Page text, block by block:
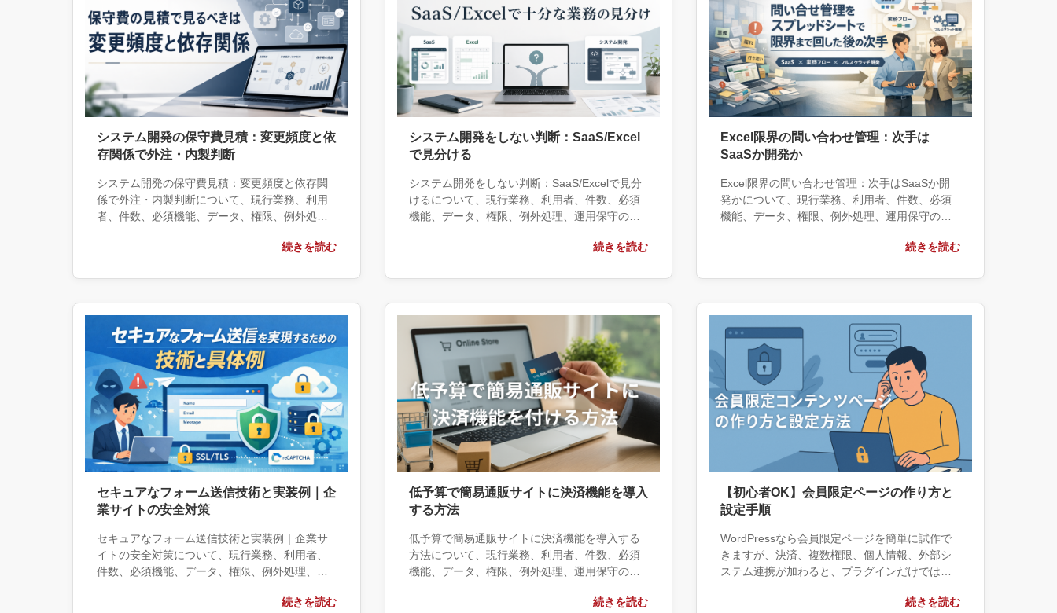
システム開発の保守費見積：変更頻度と依
存関係で外注・内製判断
システム開発の保守費見積：変更頻度と依存関
係で外注・内製判断について、現行業務、利用
者、件数、必須機能、データ、権限、例外処
理します。自社で対応できる範囲と外部へ相談
認すべき成果物まで具体的に解説します。
続きを読む
システム開発をしない判断：SaaS/Excel
で見分ける
システム開発をしない判断：SaaS/Excelで見分
けるについて、現行業務、利用者、件数、必須
機能、データ、権限、例外処理、運用保守の観
対応できる範囲と外部へ相談する条件、相談前
で具体的に解説します。
続きを読む
Excel限界の問い合わせ管理：次手は
SaaSか開発か
Excel限界の問い合わせ管理：次手はSaaSか開
発かについて、現行業務、利用者、件数、必須
機能、データ、権限、例外処理、運用保守の観
対応できる範囲と外部へ相談する条件、相談前
で具体的に解説します。
続きを読む
セキュアなフォーム送信技術と実装例｜企
業サイトの安全対策
セキュアなフォーム送信技術と実装例｜企業サ
イトの安全対策について、現行業務、利用者、
件数、必須機能、データ、権限、例外処理、運
す。自社で対応できる範囲と外部へ相談する条
続きを読む
低予算で簡易通販サイトに決済機能を導入
する方法
低予算で簡易通販サイトに決済機能を導入する
方法について、現行業務、利用者、件数、必須
機能、データ、権限、例外処理、運用保守の観
対応できる範囲と外部へ相談する条件、相談前
続きを読む
【初心者OK】会員限定ページの作り方と
設定手順
WordPressなら会員限定ページを簡単に試作で
きますが、決済、複数権限、個人情報、外部シ
ステム連携が加わると、プラグインだけでは運
ラグイン・個別開発の境界と、本番前に決める
続きを読む